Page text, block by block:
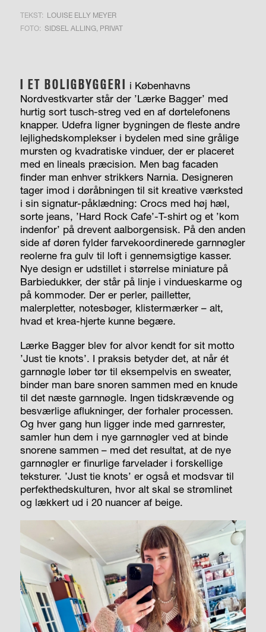
TEKST: LOUISE ELLY MEYER
FOTO: SIDSEL ALLING, PRIVAT
I ET BOLIGBYGGERI
i Københavns
Nordvestkvarter står der ’Lærke Bagger’ med
hurtig sort tusch-streg ved en af dørtelefonens
knapper. Udefra ligner bygningen de fleste andre
lejlighedskomplekser i bydelen med sine grålige
mursten og kvadratiske vinduer, der er placeret
med en lineals præcision. Men bag facaden
finder man enhver strikkers Narnia. Designeren
tager imod i døråbningen til sit kreative værksted
i sin signatur-påklædning: Crocs med høj hæl,
sorte jeans, ’Hard Rock Cafe’-T-shirt og et ’kom
indenfor’ på drevent aalborgensisk. På den anden
side af døren fylder farve­koordinerede garnnøgler
reolerne fra gulv til loft i gennemsigtige kasser.
Nye design er udstillet i størrelse miniature på
Barbiedukker, der står på linje i vindueskarme og
på kommoder. Der er perler, pailletter,
malerpletter, notesbøger, klistermærker – alt,
hvad et krea-hjerte kunne begære.
Lærke Bagger blev for alvor kendt for sit motto
’Just tie knots’. I praksis betyder det, at når ét
garnnøgle løber tør til eksempelvis en sweater,
binder man bare snoren sammen med en knude
til det næste garnnøgle. Ingen tidskrævende og
besværlige aflukninger, der forhaler processen.
Og hver gang hun ligger inde med garnrester,
samler hun dem i nye garnnøgler ved at binde
snorene sammen – med det resultat, at de nye
garnnøgler er finurlige farvelader i forskellige
teksturer. ’Just tie knots’ er også et modsvar til
perfekthedskulturen, hvor alt skal se strømlinet
og lækkert ud i 20 nuancer af beige.